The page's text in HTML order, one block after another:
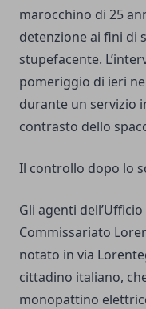
marocchino di 25
detenzione ai fini di
stupefacente.
pomeriggio di ieri
durante un servizio
contrasto dello
Il controllo dopo lo
Gli agenti
Commissariato
notato in via
cittadino italiano,
monopattino